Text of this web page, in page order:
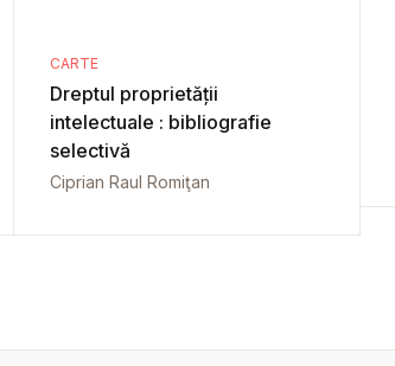
CARTE
Dreptul proprietății
intelectuale : bibliografie
selectivă
Ciprian Raul Romiţan